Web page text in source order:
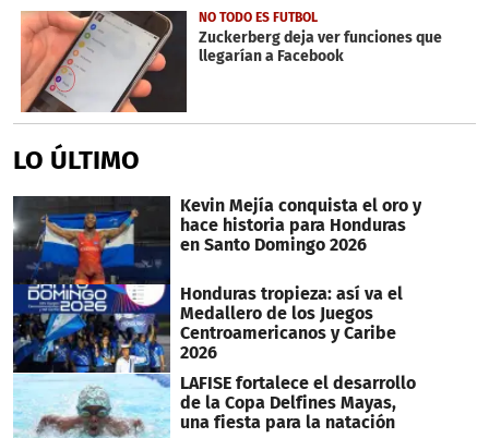
NO TODO ES FUTBOL
Zuckerberg deja ver funciones que
llegarían a Facebook
LO ÚLTIMO
Kevin Mejía conquista el oro y
hace historia para Honduras
en Santo Domingo 2026
Honduras tropieza: así va el
Medallero de los Juegos
Centroamericanos y Caribe
2026
LAFISE fortalece el desarrollo
de la Copa Delfines Mayas,
una fiesta para la natación